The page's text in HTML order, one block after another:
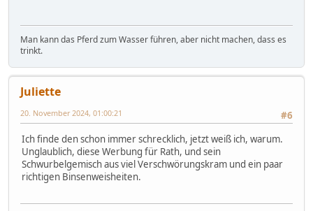
Man kann das Pferd zum Wasser führen, aber nicht machen, dass es
trinkt.
Juliette
#6
20. November 2024, 01:00:21
Ich finde den schon immer schrecklich, jetzt weiß ich, warum.
Unglaublich, diese Werbung für Rath, und sein
Schwurbelgemisch aus viel Verschwörungskram und ein paar
richtigen Binsenweisheiten.